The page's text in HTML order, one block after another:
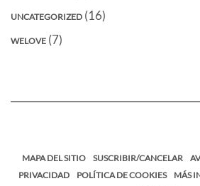
UNCATEGORIZED (16)
WELOVE (7)
MAPA DEL SITIO SUSCRIBIR/CANCELAR
PRIVACIDAD
POLÍTICA DE COOKIES
MÁS